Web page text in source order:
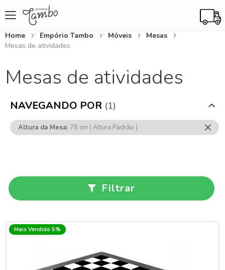
Home Empório Tambo Móveis
Mesas
Mesas de atividades
Mesas de atividades
Filtrar
Mais Vendido 5%
NAVEGANDO POR
Altura da Mesa 78 cm ( Altura Padrão )
Esse